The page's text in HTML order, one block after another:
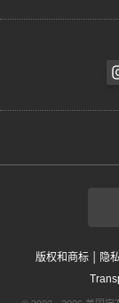
版权和商标 | 隐